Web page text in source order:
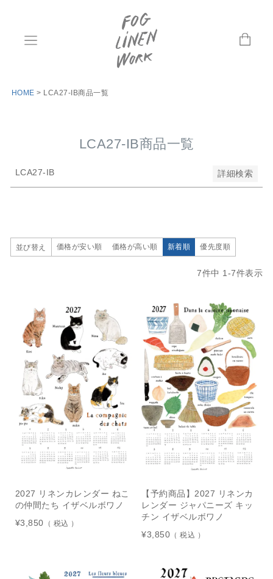
HOME LCA27-IB商品一覧
LCA27-IB商品一覧
LCA27-IB 詳細検索
検索
並び替え 価格が安い順 価格が高い順 新着順 優先度順
7件中 1-7件表示
2027 リネンカレンダー ねこ
の仲間たち イザベルボワノ
¥3,850 税込
【予約商品】2027 リネンカ
レンダー ジャパニーズ キッ
チン イザベルボワノ
¥3,850 税込